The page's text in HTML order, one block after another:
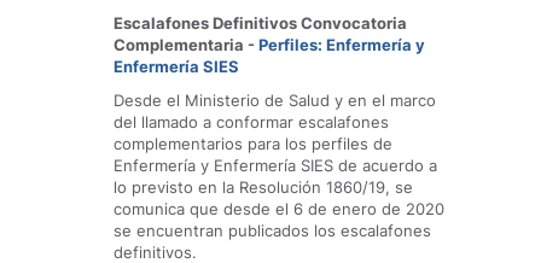
Escalafones Definitivos Convocatoria
Complementaria -Perfiles: Enfermería y
Enfermería SIES
Desde el Ministerio de Salud y en el marco
del llamado a conformar escalafones
complementarios para los perfiles de
Enfermería y Enfermería SIES de acuerdo a
lo previsto en la Resolución 1860/19, se
comunica que desde el 6 de enero de 2020
se encuentran publicados los escalafones
definitivos.